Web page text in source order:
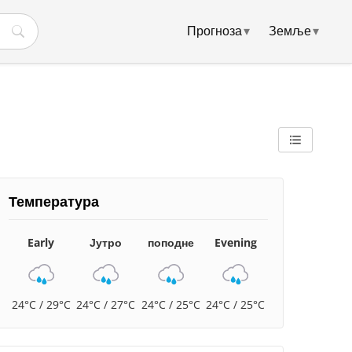
Прогноза▾ Земље▾
Температура
Early
24°C / 29°C
Јутро
24°C / 27°C
поподне
24°C / 25°C
Evening
24°C / 25°C